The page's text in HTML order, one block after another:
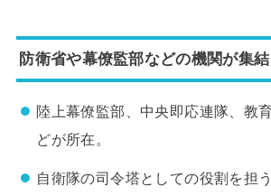
防衛省や幕僚監部などの機関が集結
陸上幕僚監部、中央即応連隊、教
どが所在。
自衛隊の司令塔としての役割を担